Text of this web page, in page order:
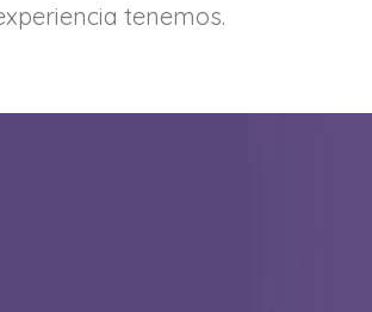
tenemos.